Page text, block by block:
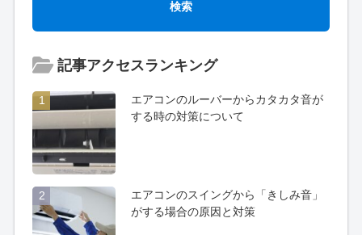
記事アクセスランキング
1
エアコンのルーバーからカタカタ音が
する時の対策について
2
エアコンのスイングから「きしみ音」
がする場合の原因と対策